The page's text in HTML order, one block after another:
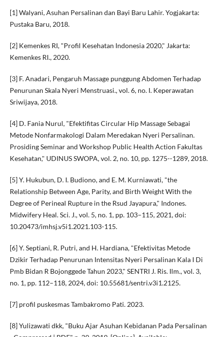
[1] Walyani, Asuhan Persalinan dan Bayi Baru Lahir. Yogjakarta:
Pustaka Baru, 2018.
[2] Kemenkes RI, "Profil Kesehatan Indonesia 2020," Jakarta:
Kemenkes RI., 2020.
[3] F. Anadari, Pengaruh Massage punggung Abdomen Terhadap
Penurunan Skala Nyeri Menstruasi., vol. 6, no. I. Keperawatan
Sriwijaya, 2018.
[4] D. Fania Nurul, "Efektifitas Circular Hip Massage Sebagai
Metode Nonfarmakologi Dalam Meredakan Nyeri Persalinan.
Prosiding Seminar and Workshop Public Health Action Fakultas
Kesehatan," UDINUS SWOPA, vol. 2, no. 10, pp. 1275--1289, 2018.
[5] Y. Hukubun, D. I. Budiono, and E. M. Kurniawati, "the
Relationship Between Age, Parity, and Birth Weight With the
Degree of Perineal Rupture in the Rsud Jayapura," Indones.
Midwifery Heal. Sci. J., vol. 5, no. 1, pp. 103–115, 2021, doi:
10.20473/imhsj.v5i1.2021.103-115.
[6] Y. Septiani, R. Putri, and H. Hardiana, "Efektivitas Metode
Dzikir Terhadap Penurunan Intensitas Nyeri Persalinan Kala I Di
Pmb Bidan R Bojonggede Tahun 2023," SENTRI J. Ris. Ilm., vol. 3,
no. 1, pp. 112–118, 2024, doi: 10.55681/sentri.v3i1.2125.
[7] profil puskesmas Tambakromo Pati. 2023.
[8] Yulizawati dkk, "Buku Ajar Asuhan Kebidanan Pada Persalinan